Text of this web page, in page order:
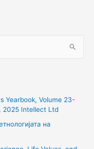
Yearbook, Volume 23-
2025 Intellect Ltd
на